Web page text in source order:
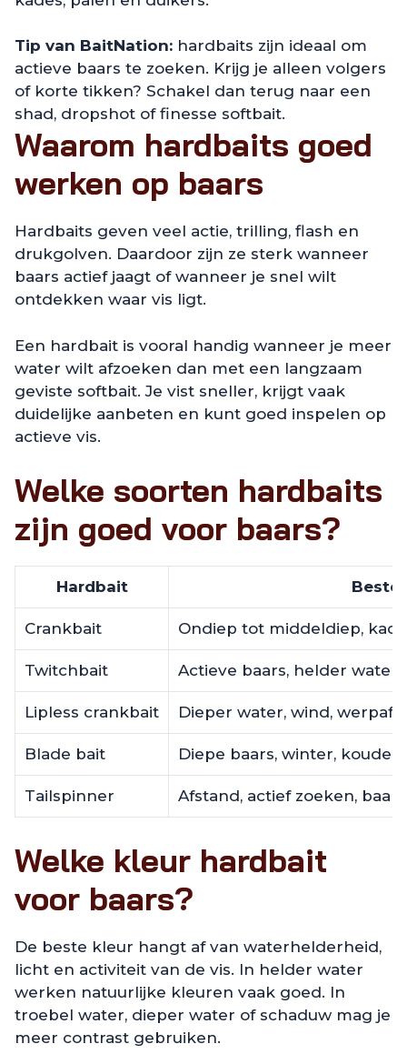
Tip van BaitNation: hardbaits zijn ideaal om
actieve baars te zoeken. Krijg je alleen volgers
of korte tikken? Schakel dan terug naar een
shad, dropshot of finesse softbait.
Waarom hardbaits goed
werken op baars
Hardbaits geven veel actie, trilling, flash en
drukgolven. Daardoor zijn ze sterk wanneer
baars actief jaagt of wanneer je snel wilt
ontdekken waar vis ligt.
Een hardbait is vooral handig wanneer je meer
water wilt afzoeken dan met een langzaam
geviste softbait. Je vist sneller, krijgt vaak
duidelijke aanbeten en kunt goed inspelen op
actieve vis.
Welke soorten hardbaits
zijn goed voor baars?
Hardbait Beste
Crankbait Ondiep tot middeldiep,
Twitchbait Actieve baars, helder
Lipless crankbait Dieper water, wind,
Blade bait Diepe baars, winter, koude
Tailspinner Afstand, actief zoeken,
Welke kleur hardbait
voor baars?
De beste kleur hangt af van waterhelderheid,
licht en activiteit van de vis. In helder water
werken natuurlijke kleuren vaak goed. In
troebel water, dieper water of schaduw mag je
meer contrast gebruiken.